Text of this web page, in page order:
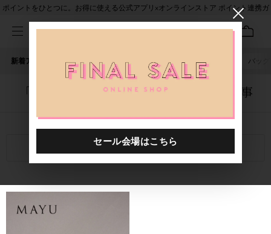
ポイントをひとつに。お得に使える公式アプリ×オンラインストア ポイント連携ガ
新着アイテム 人気ワード セール 40th限定 バッグ
「5055501.8882452.0044」に関する記事
関連キーワード